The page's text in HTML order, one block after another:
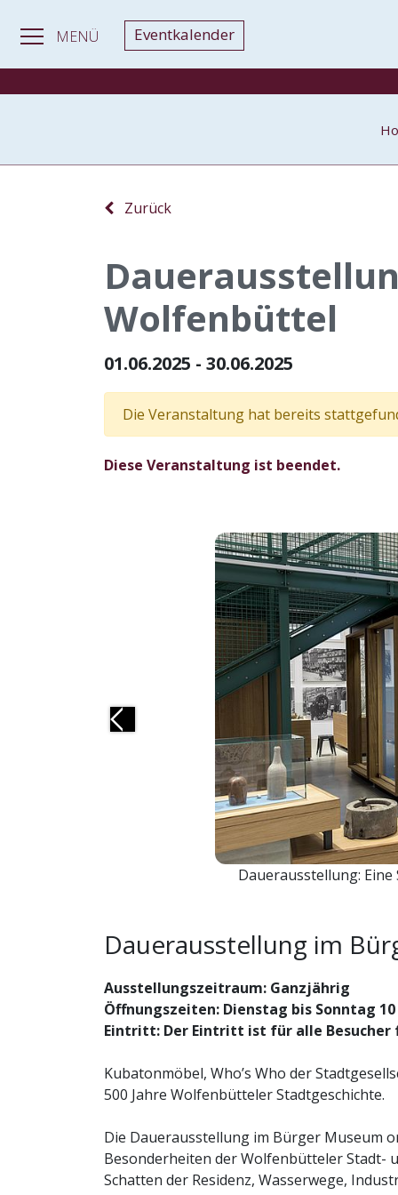
MENÜ Eventkalender
Zurück
Wolfenbüttel
01.06.2025 - 30.06.2025
Die Veranstaltung hat bereits
Diese Veranstaltung ist beendet.
Dauerausstellung:
Previous
Dauerausstellung im
Ausstellungszeitraum: Ganzjährig
Öffnungszeiten: Dienstag bis Sonntag
Eintritt: Der Eintritt ist für alle Besucher
Kubatonmöbel, Who’s Who der
500 Jahre Wolfenbütteler Stadtgeschichte.
Die Dauerausstellung im Bürger Museum
Besonderheiten der Wolfenbütteler Stadt-
Schatten der Residenz, Wasserwege,